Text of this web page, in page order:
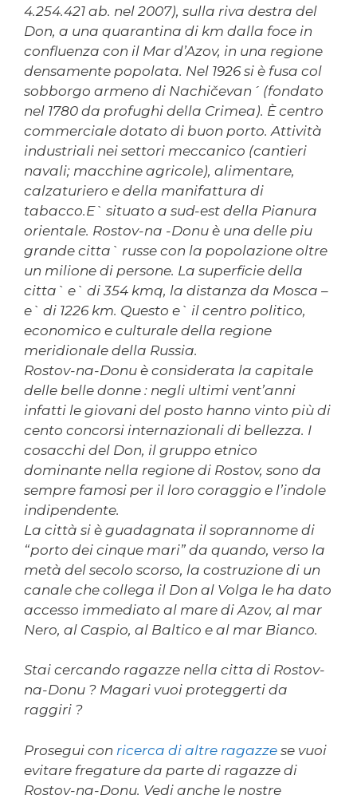
4.254.421 ab. nel 2007), sulla riva destra del
Don, a una quarantina di km dalla foce in
confluenza con il Mar d’Azov, in una regione
densamente popolata. Nel 1926 si è fusa col
sobborgo armeno di Nachičevan´ (fondato
nel 1780 da profughi della Crimea). È centro
commerciale dotato di buon porto. Attività
industriali nei settori meccanico (cantieri
navali; macchine agricole), alimentare,
calzaturiero e della manifattura di
tabacco.E` situato a sud-est della Pianura
orientale. Rostov-na -Donu è una delle piu
grande citta` russe con la popolazione oltre
un milione di persone. La superficie della
citta` e` di 354 kmq, la distanza da Mosca –
e` di 1226 km. Questo e` il centro politico,
economico e culturale della regione
meridionale della Russia.
Rostov-na-Donu è considerata la capitale
delle belle donne : negli ultimi vent’anni
infatti le giovani del posto hanno vinto più di
cento concorsi internazionali di bellezza. I
cosacchi del Don, il gruppo etnico
dominante nella regione di Rostov, sono da
sempre famosi per il loro coraggio e l’indole
indipendente.
La città si è guadagnata il soprannome di
“porto dei cinque mari” da quando, verso la
metà del secolo scorso, la costruzione di un
canale che collega il Don al Volga le ha dato
accesso immediato al mare di Azov, al mar
Nero, al Caspio, al Baltico e al mar Bianco.
Stai cercando ragazze nella citta di Rostov-
na-Donu ? Magari vuoi proteggerti da
raggiri ?
Prosegui con ricerca di altre ragazze se vuoi
evitare fregature da parte di ragazze di
Rostov-na-Donu. Vedi anche le nostre